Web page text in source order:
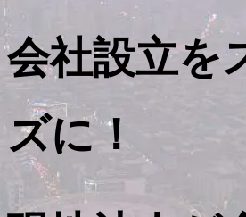
会社設立を
ズに！